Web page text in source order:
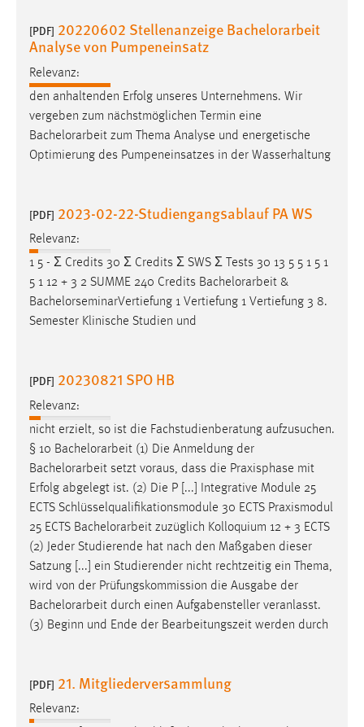
[PDF] 20220602 Stellenanzeige Bachelorarbeit
Analyse von Pumpeneinsatz
Relevanz:
den anhaltenden Erfolg unseres Unternehmens. Wir
vergeben zum nächstmöglichen Termin eine
Bachelorarbeit zum Thema Analyse und energetische
Optimierung des Pumpeneinsatzes in der Wasserhaltung
[PDF] 2023-02-22-Studiengangsablauf PA WS
Relevanz:
1 5 - Ʃ Credits 30 Ʃ Credits Ʃ SWS Ʃ Tests 30 13 5 5 1 5 1
5 1 12 + 3 2 SUMME 240 Credits Bachelorarbeit &
BachelorseminarVertiefung 1 Vertiefung 1 Vertiefung 3 8.
Semester Klinische Studien und
[PDF] 20230821 SPO HB
Relevanz:
nicht erzielt, so ist die Fachstudienberatung aufzusuchen.
§ 10 Bachelorarbeit (1) Die Anmeldung der
Bachelorarbeit setzt voraus, dass die Praxisphase mit
Erfolg abgelegt ist. (2) Die P [...] Integrative Module 25
ECTS Schlüsselqualifikationsmodule 30 ECTS Praxismodul
25 ECTS Bachelorarbeit zuzüglich Kolloquium 12 + 3 ECTS
(2) Jeder Studierende hat nach den Maßgaben dieser
Satzung [...] ein Studierender nicht rechtzeitig ein Thema,
wird von der Prüfungskommission die Ausgabe der
Bachelorarbeit durch einen Aufgabensteller veranlasst.
(3) Beginn und Ende der Bearbeitungszeit werden durch
[PDF] 21. Mitgliederversammlung
Relevanz:
Cookie Laufzeit:
Facebook Pixel
Name:
_fbp
Facebook
Zweck:
Conversion-Tracking
Cookie Laufzeit:
3 Monate
EXTERNE MEDIEN
Plattformen anzeigen zu können, werden von diesen
externen Medien Cookies gesetzt.
YouTube
Vimeo